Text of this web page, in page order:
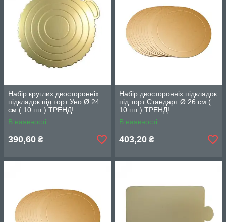
Набір круглих двосторонніх
підкладок під торт Уно Ø 24
см ( 10 шт ) ТРЕНД!
В наявності
390,60 ₴
Набір двосторонніх підкладок
під торт Стандарт Ø 26 см (
10 шт ) ТРЕНД!
В наявності
403,20 ₴